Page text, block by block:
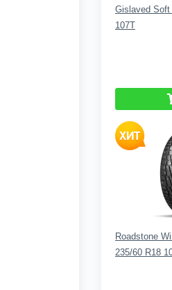
Gislaved Soft
107T
Roadstone
235/60 R18